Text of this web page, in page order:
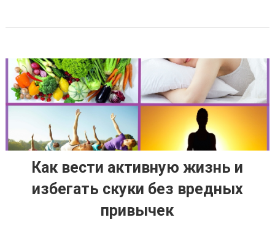
Как вести активную жизнь и
избегать скуки без вредных
привычек